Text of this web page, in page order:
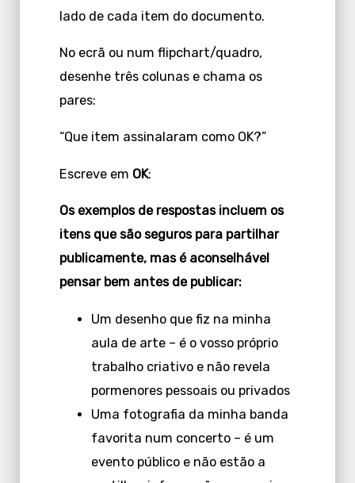
lado de cada item do documento.
No ecrã ou num flipchart/quadro,
desenhe três colunas e chama os
pares:
“Que item assinalaram como OK?”
Escreve em OK:
Os exemplos de respostas incluem os
itens que são seguros para partilhar
publicamente, mas é aconselhável
pensar bem antes de publicar:
Um desenho que fiz na minha
aula de arte – é o vosso próprio
trabalho criativo e não revela
pormenores pessoais ou privados
Uma fotografia da minha banda
favorita num concerto – é um
evento público e não estão a